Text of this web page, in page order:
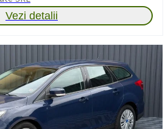
Vezi detalii